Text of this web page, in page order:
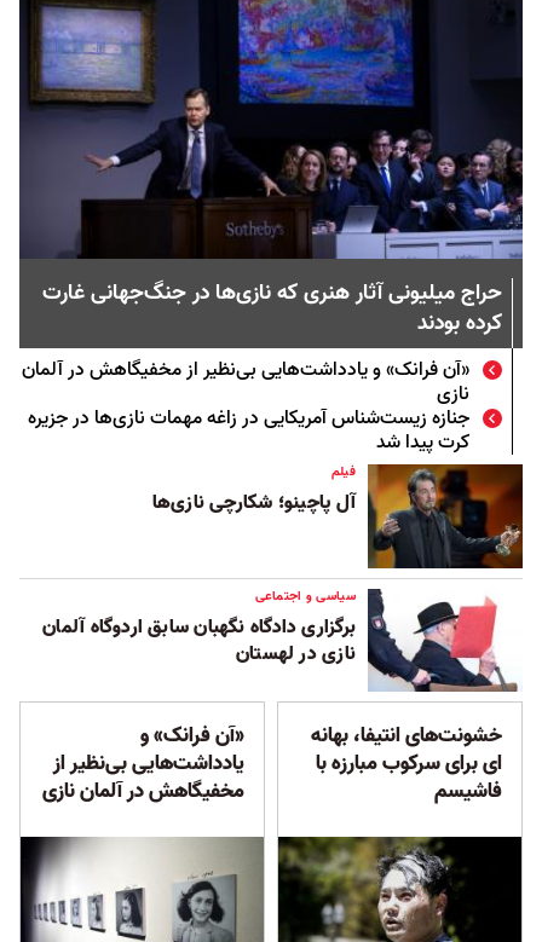
حراج میلیونی آثار هنری که نازی‌ها در جنگ‌جهانی غارت
کرده بودند
«آن فرانک» و یادداشت‌هایی بی‌نظیر از مخفیگاهش در آلمان
نازی
جنازه زیست‌شناس آمریکایی در زاغه مهمات نازی‌ها در جزیره
کرت پیدا شد
فیلم
آل پاچینو؛ شکارچی نازی‌ها
سیاسی و اجتماعی
برگزاری دادگاه نگهبان سابق اردوگاه آلمان
نازی در لهستان
خشونت‌های انتیفا، بهانه
ای برای سرکوب مبارزه با
فاشیسم
«آن فرانک» و
یادداشت‌هایی بی‌نظیر از
مخفیگاهش در آلمان نازی